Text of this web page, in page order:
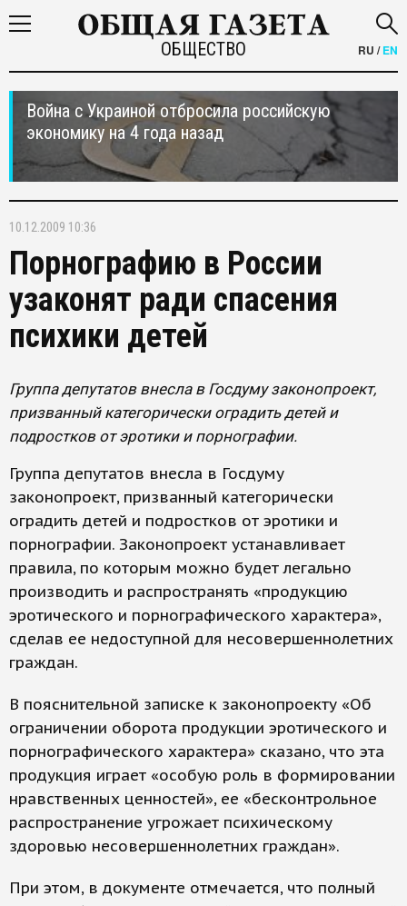
ОБЩЕСТВО RU /EN
Война с Украиной отбросила российскую
экономику на 4 года назад
10.12.2009 10:36
Порнографию в России
узаконят ради спасения
психики детей
Группа депутатов внесла в Госдуму законопроект,
призванный категорически оградить детей и
подростков от эротики и порнографии.
Группа депутатов внесла в Госдуму
законопроект, призванный категорически
оградить детей и подростков от эротики и
порнографии. Законопроект устанавливает
правила, по которым можно будет легально
производить и распространять «продукцию
эротического и порнографического характера»,
сделав ее недоступной для несовершеннолетних
граждан.
В пояснительной записке к законопроекту «Об
ограничении оборота продукции эротического и
порнографического характера» сказано, что эта
продукция играет «особую роль в формировании
нравственных ценностей», ее «бесконтрольное
распространение угрожает психическому
здоровью несовершеннолетних граждан».
При этом, в документе отмечается, что полный